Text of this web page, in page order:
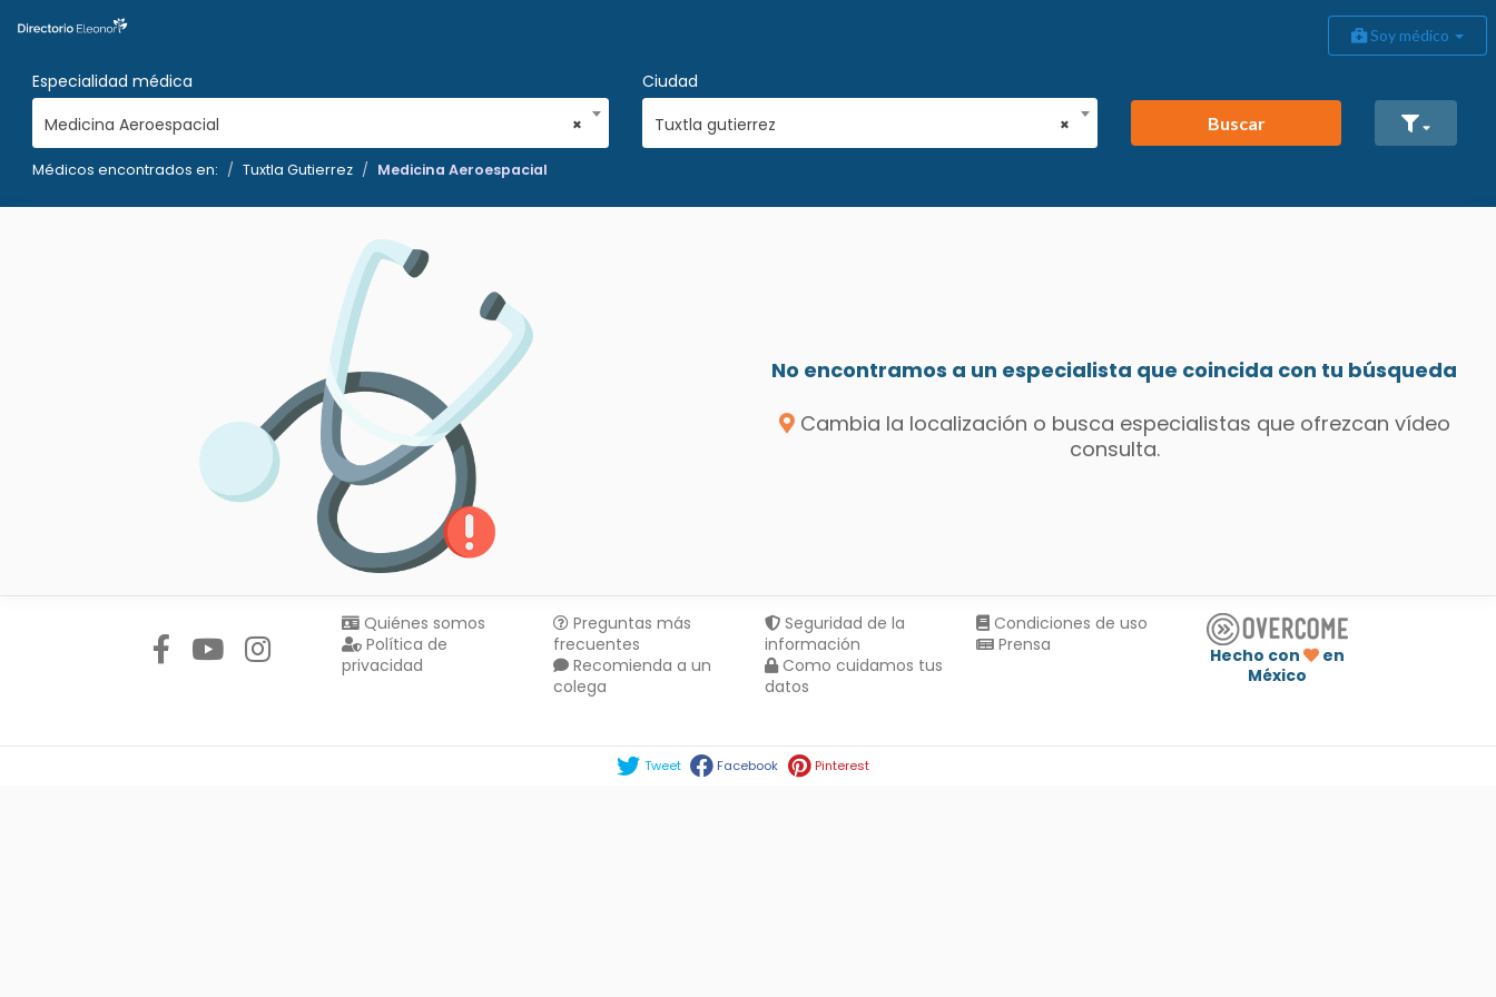
Soy médico
Especialidad médica
×
Medicina Aeroespacial
Ciudad
×
Tuxtla gutierrez Buscar
Médicos encontrados en: Tuxtla Gutierrez Medicina Aeroespacial
No encontramos a un especialista que coincida con tu búsqueda
Cambia la localización o busca especialistas que ofrezcan vídeo
consulta.
Quiénes somos
Política de
privacidad
Preguntas más
frecuentes
Recomienda a un
colega
Seguridad de la
información
Como cuidamos tus
datos
Condiciones de uso
Prensa
Hecho con
en
México
Tweet Facebook Pinterest